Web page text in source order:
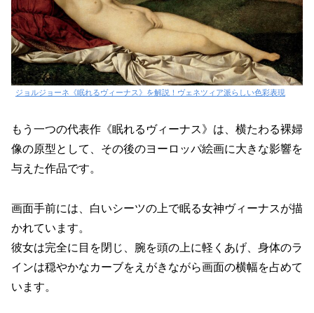
ジョルジョーネ《眠れるヴィーナス》を解説！ヴェネツィア派らしい色彩表現
もう一つの代表作《眠れるヴィーナス》は、横たわる裸婦
像の原型として、その後のヨーロッパ絵画に大きな影響を
与えた作品です。
画面手前には、白いシーツの上で眠る女神ヴィーナスが描
かれています。
彼女は完全に目を閉じ、腕を頭の上に軽くあげ、身体のラ
インは穏やかなカーブをえがきながら画面の横幅を占めて
います。